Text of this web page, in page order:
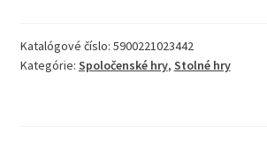
Katalógové číslo: 5900221023442
Kategórie: Spoločenské hry, Stolné hry